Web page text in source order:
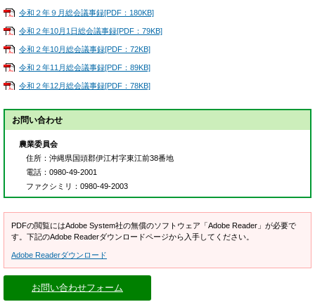
令和２年９月総会議事録[PDF：180KB]
令和２年10月1日総会議事録[PDF：79KB]
令和２年10月総会議事録[PDF：72KB]
令和２年11月総会議事録[PDF：89KB]
令和２年12月総会議事録[PDF：78KB]
お問い合わせ
農業委員会
住所 ：沖縄県国頭郡伊江村字東江前38番地
電話 ：0980-49-2001
ファクシミリ
：0980-49-2003
PDFの閲覧にはAdobe System社の無償のソフトウェア「Adobe Reader」が必要で
す。下記のAdobe Readerダウンロードページから入手してください。
Adobe Readerダウンロード
お問い合わせフォーム